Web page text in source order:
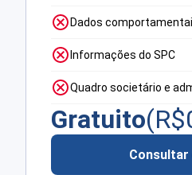
Dados
Informações do SPC
Quadro societário e
Gratuito(R$